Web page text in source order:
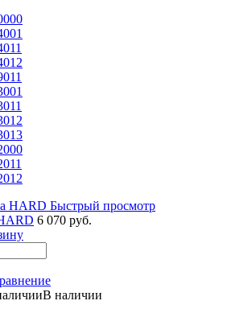
Быстрый просмотр
6 070 руб.
В наличии